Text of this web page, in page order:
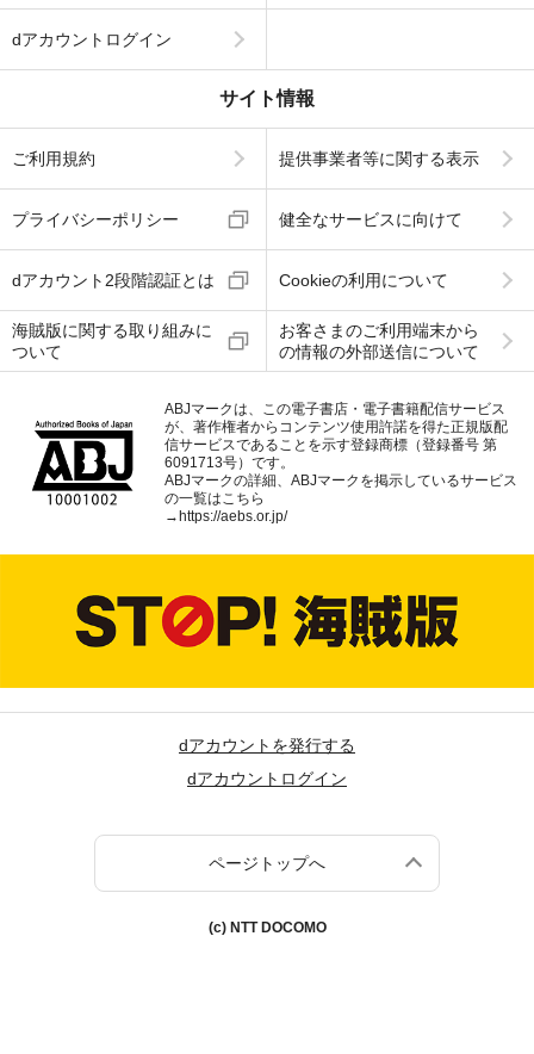
dアカウントログイン
サイト情報
ご利用規約 提供事業者等に関する表示
プライバシーポリシー 健全なサービスに向けて
dアカウント2段階認証とは Cookieの利用について
海賊版に関する取り組みに
ついて
お客さまのご利用端末から
の情報の外部送信について
ABJマークは、この電子書店・電子書籍配信サービス
が、著作権者からコンテンツ使用許諾を得た正規版配
信サービスであることを示す登録商標（登録番号 第
6091713号）です。
ABJマークの詳細、ABJマークを掲示しているサービス
の一覧はこちら
→https://aebs.or.jp/
dアカウントを発行する
dアカウントログイン
ページトップへ
(c) NTT DOCOMO